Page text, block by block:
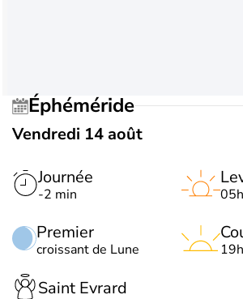
Éphéméride
Vendredi 14 août
Journée
-2 min
Premier
croissant de Lune
Saint Evrard